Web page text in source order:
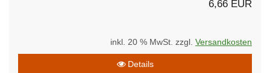
6,66 EUR
inkl. 20 % MwSt. zzgl. Versandkosten
Details